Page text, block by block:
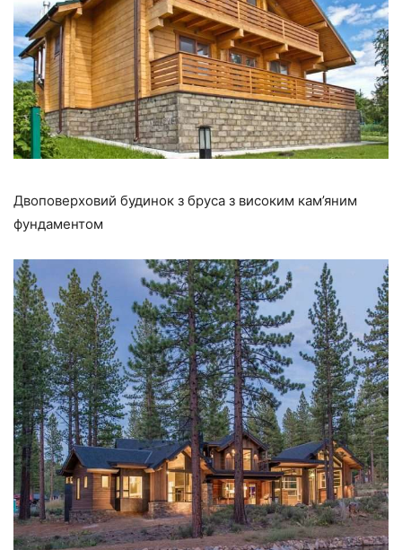
Двоповерховий будинок з бруса з високим кам’яним
фундаментом